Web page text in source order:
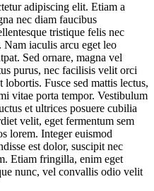
adipiscing elit. Etiam a
nec diam faucibus
tristique felis nec
Nam iaculis arcu eget leo
Sed ornare, magna vel
purus, nec facilisis velit orci
Fusce sed mattis lectus,
vitae porta tempor. Vestibulum
et ultrices posuere cubilia
velit, eget fermentum sem
lorem. Integer euismod
est dolor, suscipit nec
Etiam fringilla, enim eget
nunc, vel convallis odio velit